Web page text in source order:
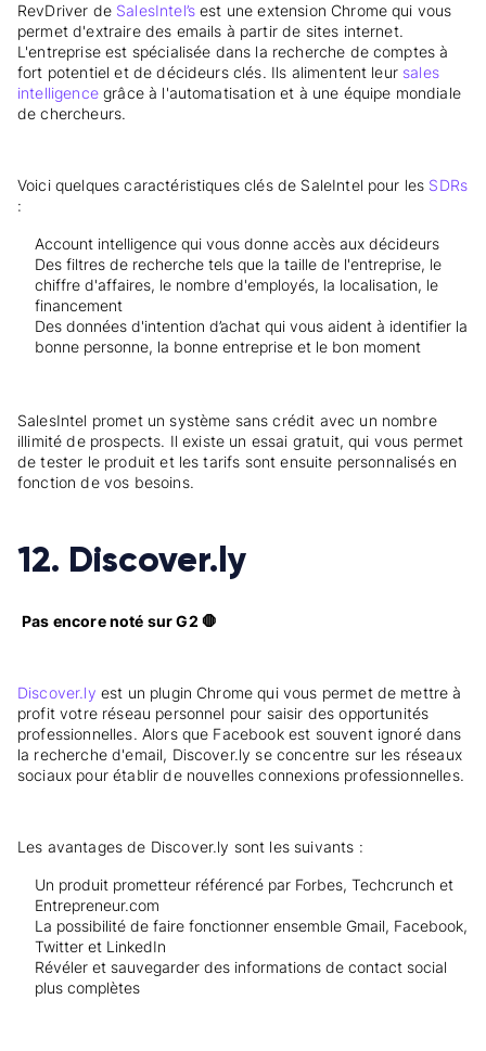
RevDriver de SalesIntel’s est une extension Chrome qui vous
permet d'extraire des emails à partir de sites internet.
L'entreprise est spécialisée dans la recherche de comptes à
fort potentiel et de décideurs clés. Ils alimentent leur sales
intelligencegrâce à l'automatisation et à une équipe mondiale
de chercheurs.
Voici quelques caractéristiques clés de SaleIntel pour les SDRs
:
Account intelligence qui vous donne accès aux décideurs
Des filtres de recherche tels que la taille de l'entreprise, le
chiffre d'affaires, le nombre d'employés, la localisation, le
financement
Des données d'intention d’achat qui vous aident à identifier la
bonne personne, la bonne entreprise et le bon moment
SalesIntel promet un système sans crédit avec un nombre
illimité de prospects. Il existe un essai gratuit, qui vous permet
de tester le produit et les tarifs sont ensuite personnalisés en
fonction de vos besoins.
12. Discover.ly
Pas encore noté sur G2 🛑
Discover.ly est un plugin Chrome qui vous permet de mettre à
profit votre réseau personnel pour saisir des opportunités
professionnelles. Alors que Facebook est souvent ignoré dans
la recherche d'email, Discover.ly se concentre sur les réseaux
sociaux pour établir de nouvelles connexions professionnelles.
Les avantages de Discover.ly sont les suivants :
Un produit prometteur référencé par Forbes, Techcrunch et
Entrepreneur.com
La possibilité de faire fonctionner ensemble Gmail, Facebook,
Twitter et LinkedIn
Révéler et sauvegarder des informations de contact social
plus complètes